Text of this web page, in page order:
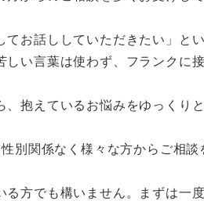
てお話ししていただきたい」とい
しい言葉は使わず、フランクに接
抱えているお悩みをゆっくりと
別関係なく様々な方からご相談
る方でも構いません。まずは一